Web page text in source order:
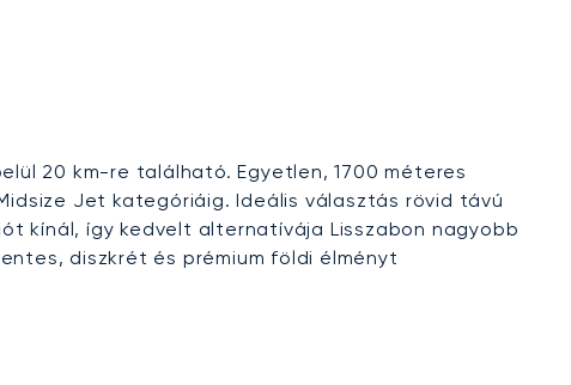
20 km-re található. Egyetlen, 1700 méteres
Jet kategóriáig. Ideális választás rövid távú
kínál, így kedvelt alternatívája Lisszabon nagyobb
diszkrét és prémium földi élményt